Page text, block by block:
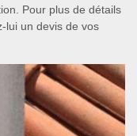
Pour plus de détails
lui un devis de vos